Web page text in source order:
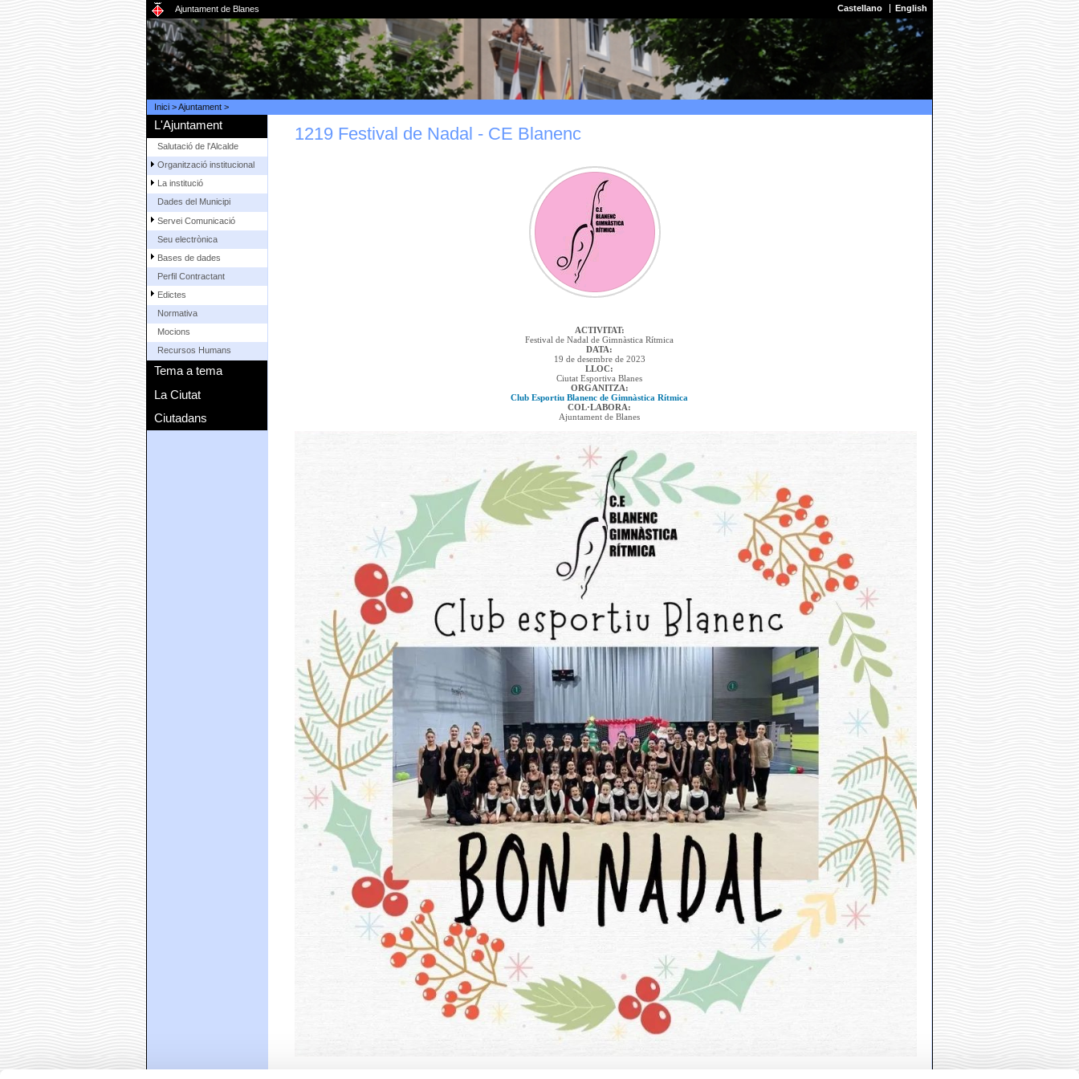
Ajuntament de Blanes Castellano English
Inici>Ajuntament>
L'Ajuntament
Salutació de l'Alcalde
Organització institucional
La institució
Dades del Municipi
Servei Comunicació
Seu electrònica
Bases de dades
Perfil Contractant
Edictes
Normativa
Mocions
Recursos Humans
Tema a tema
La Ciutat
Ciutadans
1219 Festival de Nadal - CE Blanenc
ACTIVITAT:
Festival de Nadal de Gimnàstica Rítmica
DATA:
19 de desembre de 2023
LLOC:
Ciutat Esportiva Blanes
ORGANITZA:
Club Esportiu Blanenc de Gimnàstica Rítmica
COL·LABORA:
Ajuntament de Blanes